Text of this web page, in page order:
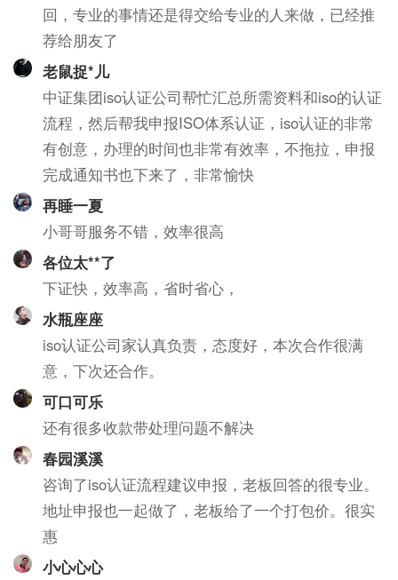
回，专业的事情还是得交给专业的人来做，已经推
荐给朋友了
老鼠捉*儿
中证集团iso认证公司帮忙汇总所需资料和iso的认证
流程，然后帮我申报ISO体系认证，iso认证的非常
有创意，办理的时间也非常有效率，不拖拉，申报
完成通知书也下来了，非常愉快
再睡一夏
小哥哥服务不错，效率很高
各位太**了
下证快，效率高，省时省心，
水瓶座座
iso认证公司家认真负责，态度好，本次合作很满
意，下次还合作。
可口可乐
还有很多收款带处理问题不解决
春园溪溪
咨询了iso认证流程建议申报，老板回答的很专业。
地址申报也一起做了，老板给了一个打包价。很实
惠
小心心心